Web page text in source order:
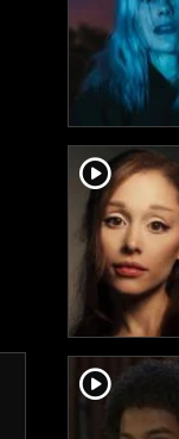
player2
player2